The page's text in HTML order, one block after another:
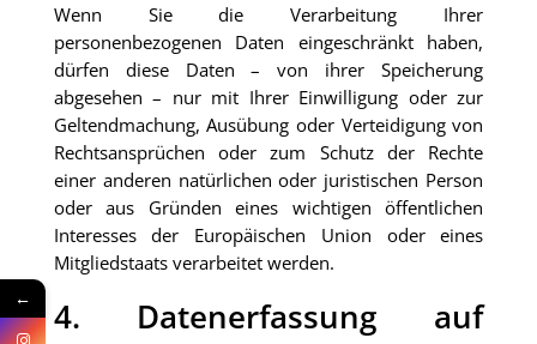
Wenn Sie die Verarbeitung Ihrer
personenbezogenen Daten eingeschränkt haben,
dürfen diese Daten – von ihrer Speicherung
abgesehen – nur mit Ihrer Einwilligung oder zur
Geltendmachung, Ausübung oder Verteidigung von
Rechtsansprüchen oder zum Schutz der Rechte
einer anderen natürlichen oder juristischen Person
oder aus Gründen eines wichtigen öffentlichen
Interesses der Europäischen Union oder eines
Mitgliedstaats verarbeitet werden.
4. Datenerfassung auf
←